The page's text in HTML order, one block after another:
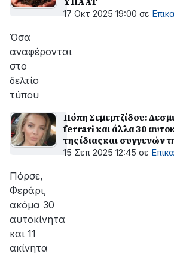
17 Οκτ 2025 19:00 σε
Όσα
αναφέρονται
στο
δελτίο
τύπου
Πόπη Σεμερτζίδου:
ferrari και άλλα 30
της ίδιας και συγγενών
του ΟΠΕΚΕΠΕ
15 Σεπ 2025 12:45 σε
Πόρσε,
Φεράρι,
ακόμα 30
αυτοκίνητα
και 11
ακίνητα